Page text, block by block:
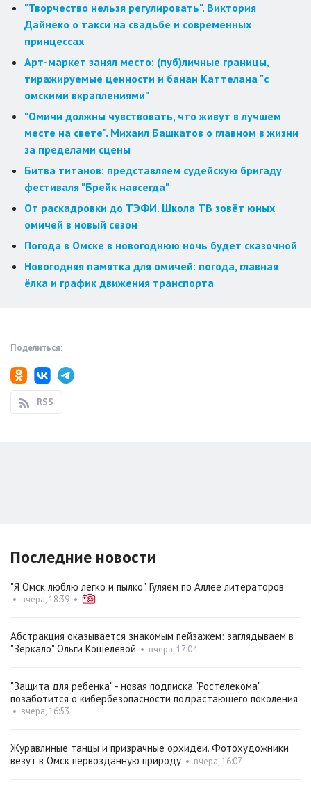
"Творчество нельзя регулировать". Виктория
Дайнеко о такси на свадьбе и современных
принцессах
Арт-маркет занял место: (пуб)личные границы,
тиражируемые ценности и банан Каттелана "с
омскими вкраплениями"
"Омичи должны чувствовать, что живут в лучшем
месте на свете". Михаил Башкатов о главном в жизни
за пределами сцены
Битва титанов: представляем судейскую бригаду
фестиваля "Брейк навсегда"
От раскадровки до ТЭФИ. Школа ТВ зовёт юных
омичей в новый сезон
Погода в Омске в новогоднюю ночь будет сказочной
Новогодняя памятка для омичей: погода, главная
ёлка и график движения транспорта
Поделиться:
RSS
Последние новости
"Я Омск люблю легко и пылко". Гуляем по Аллее литераторов
• вчера, 18:39 •
Абстракция оказывается знакомым пейзажем: заглядываем в
"Зеркало" Ольги Кошелевой • вчера, 17:04
"Защита для ребёнка" - новая подписка "Ростелекома"
позаботится о кибербезопасности подрастающего поколения
• вчера, 16:53
Журавлиные танцы и призрачные орхидеи. Фотохудожники
везут в Омск первозданную природу • вчера, 16:07